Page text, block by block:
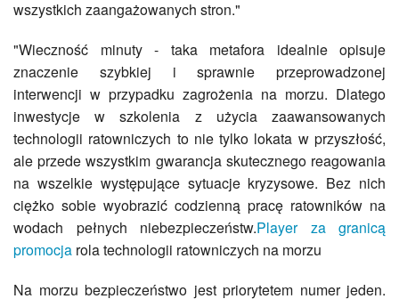
wszystkich zaangażowanych stron."
"Wieczność minuty - taka metafora idealnie opisuje
znaczenie szybkiej i sprawnie przeprowadzonej
interwencji w przypadku zagrożenia na morzu. Dlatego
inwestycje w szkolenia z użycia zaawansowanych
technologii ratowniczych to nie tylko lokata w przyszłość,
ale przede wszystkim gwarancja skutecznego reagowania
na wszelkie występujące sytuacje kryzysowe. Bez nich
ciężko sobie wyobrazić codzienną pracę ratowników na
wodach pełnych niebezpieczeństw.Player za granicą
promocja rola technologii ratowniczych na morzu
Na morzu bezpieczeństwo jest priorytetem numer jeden.